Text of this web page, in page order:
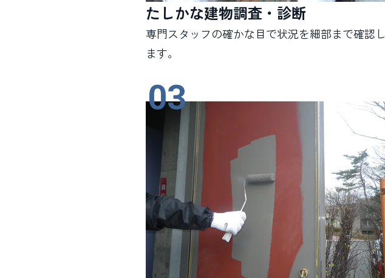
たしかな建物調査・診断
専門スタッフの確かな目で状況を細部まで確認し
ます。
03